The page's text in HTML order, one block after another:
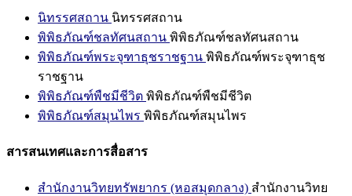
นิทรรศสถาน นิทรรศสถาน
พิพิธภัณฑ์ชลทัศนสถาน พิพิธภัณฑ์ชลทัศนสถาน
พิพิธภัณฑ์พระจุฑาธุชราชฐาน พิพิธภัณฑ์พระจุฑาธุช
ราชฐาน
พิพิธภัณฑ์พืชมีชีวิต พิพิธภัณฑ์พืชมีชีวิต
พิพิธภัณฑ์สมุนไพร พิพิธภัณฑ์สมุนไพร
สารสนเทศและการสื่อสาร
สำนักงานวิทยทรัพยากร (หอสมุดกลาง) สำนักงานวิทย